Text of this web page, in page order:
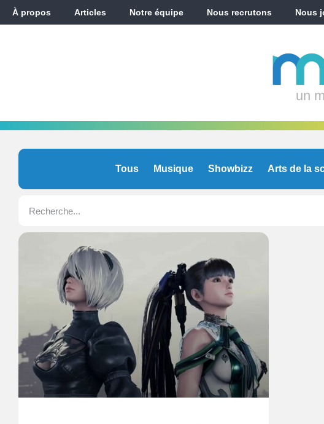
À propos Articles Notre équipe Nous recrutons Nous
un
Tous Musique Showbizz Arts de la